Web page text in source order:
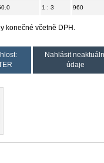
1 : 3 960
konečné včetně DPH.
Nahlásit
údaje